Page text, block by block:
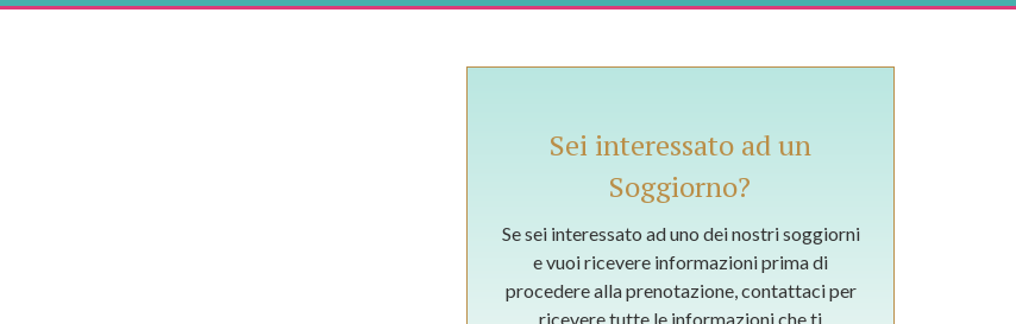
Sei interessato ad un
Soggiorno?
Se sei interessato ad uno dei nostri soggiorni
e vuoi ricevere informazioni prima di
procedere alla prenotazione, contattaci per
ricevere tutte le informazioni che ti